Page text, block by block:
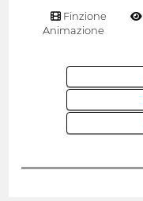
Finzione
Animazione